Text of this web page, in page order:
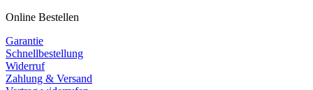
Online Bestellen
Garantie
Schnellbestellung
Widerruf
Zahlung & Versand